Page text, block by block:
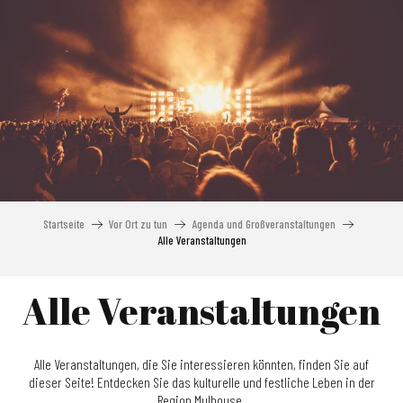
principal
Startseite Vor Ort zu tun
Agenda und Großveranstaltungen
Alle Veranstaltungen
Alle Veranstaltungen
Alle Veranstaltungen, die Sie interessieren könnten, finden Sie auf
dieser Seite! Entdecken Sie das kulturelle und festliche Leben in der